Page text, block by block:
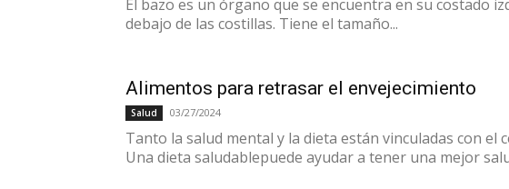
El bazo es un órgano que se encuentra en su costado
debajo de las costillas. Tiene el tamaño...
Alimentos para retrasar el envejecimiento
Salud 03/27/2024
Tanto la salud mental y la dieta están vinculadas con el
Una dieta saludablepuede ayudar a tener una mejor